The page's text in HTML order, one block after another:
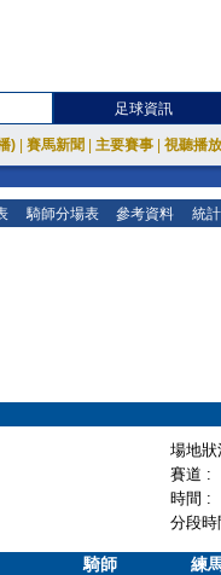
足球資訊
) 賽馬新聞 主要賽事 視聽播
騎師分場表 參考資料 統
場地
賽道 :
時間 :
分段
騎師 練